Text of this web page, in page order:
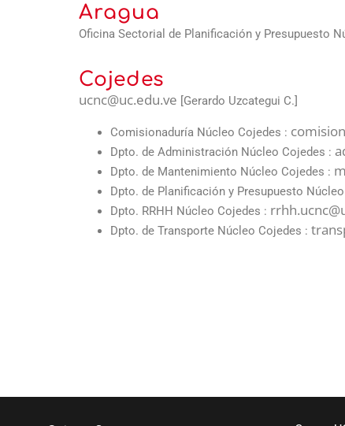
Aragua
Oficina Sectorial de Planificación y Presupuesto
Cojedes
ucnc@uc.edu.ve [Gerardo Uzcategui C.]
Comisionaduría Núcleo Cojedes :
Dpto. de Administración Núcleo Cojedes :
Dpto. de Mantenimiento Núcleo Cojedes :
Dpto. de Planificación y Presupuesto
Dpto. RRHH Núcleo Cojedes :
Dpto. de Transporte Núcleo Cojedes :